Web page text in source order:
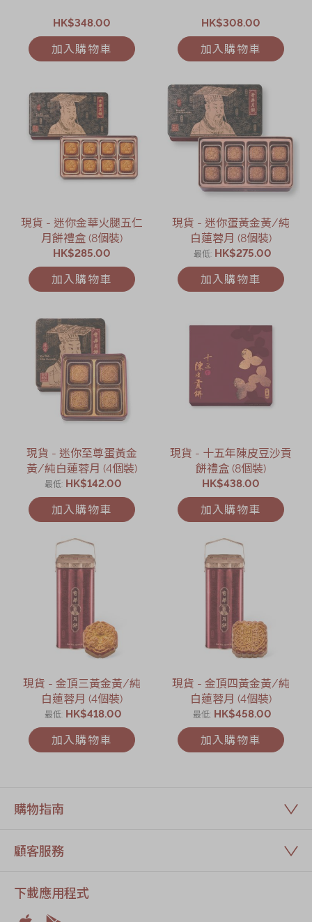
HK$348.00
加入購物車
HK$308.00
加入購物車
現貨 - 迷你金華火腿五仁
月餅禮盒 (8個裝)
HK$285.00
加入購物車
現貨 - 迷你蛋黃金黃/純
白蓮蓉月 (8個裝)
最低 HK$275.00
加入購物車
現貨 - 迷你至尊蛋黃金
黃/純白蓮蓉月 (4個裝)
最低 HK$142.00
加入購物車
現貨 - 十五年陳皮豆沙貢
餅禮盒 (8個裝)
HK$438.00
加入購物車
現貨 - 金頂三黃金黃/純
白蓮蓉月 (4個裝)
最低 HK$418.00
加入購物車
現貨 - 金頂四黃金黃/純
白蓮蓉月 (4個裝)
最低 HK$458.00
加入購物車
購物指南
顧客服務
下載應用程式